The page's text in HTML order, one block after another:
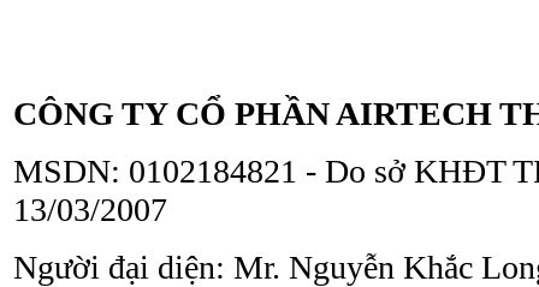
CÔNG TY CỔ PHẦN AIRTECH
MSDN: 0102184821 - Do sở KHĐT
13/03/2007
Người đại diện: Mr. Nguyễn Khắc